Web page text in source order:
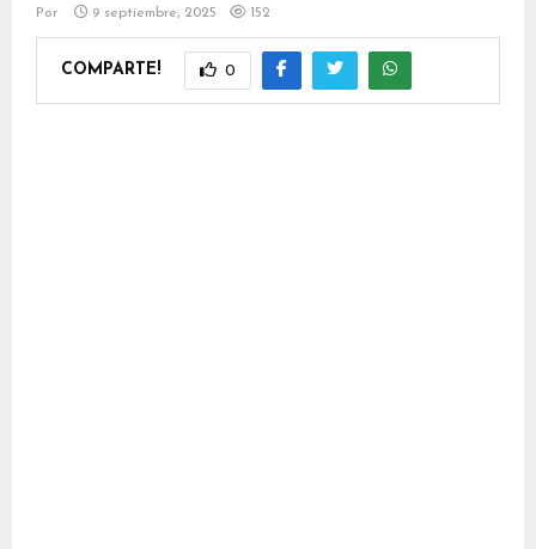
Por 9 septiembre, 2025 152
COMPARTE! 0